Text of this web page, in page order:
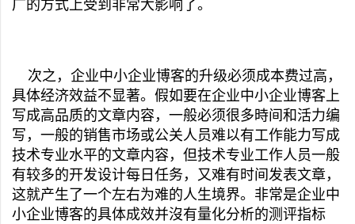
广的方式上受到非常大影响了。
次之，企业中小企业博客的升级必须成本费过高，
具体经济效益不显著。假如要在企业中小企业博客上
写成高品质的文章内容，一般必须很多時间和活力编
写，一般的销售市场或公关人员难以有工作能力写成
技术专业水平的文章内容，但技术专业工作人员一般
有较多的开发设计每日任务，又难有时间发表文章，
这就产生了一个左右为难的人生境界。非常是企业中
小企业博客的具体成效并沒有量化分析的测评指标